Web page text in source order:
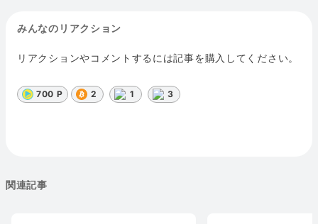
みんなのリアクション
リアクションやコメントするには記事を購入してください。
700 P 2 1 3
関連記事